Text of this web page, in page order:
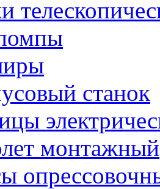
станок
монтажный